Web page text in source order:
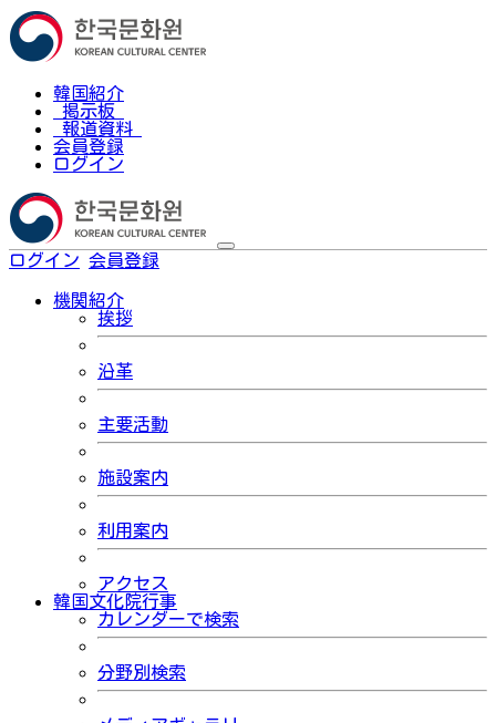
韓国紹介
掲示板
報道資料
会員登録
ログイン
ログイン 会員登録
機関紹介
挨拶
沿革
主要活動
施設案内
利用案内
アクセス
韓国文化院行事
カレンダーで検索
分野別検索